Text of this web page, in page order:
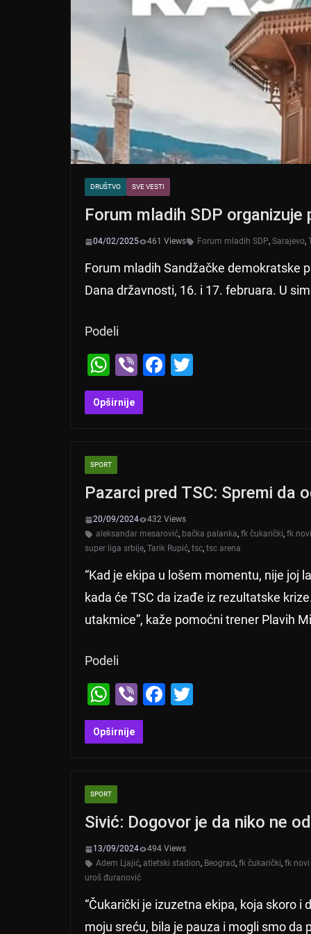
DRUŠTVO SVE VESTI
Forum mladih SDP organizuje
04/02/2025 461 Views Forum mladih SDP, Sarajevo,
Forum mladih Sandžačke demokratske
Dana državnosti, 16. i 17. februara. U
Podeli
W
h
at
A
p
p
Vi
b
er
F
o
k
Opširnije
SPORT
Pazarci pred TSC: Spremi da
20/09/2024
432 Views
aleksandar mesarović, bačka palanka, fk čukarički, fk
super liga srbije, Tarik Rupić, tsc, tsc arena
“Kad je ekipa u lošem momentu, nije joj
kada će TSC da izađe iz rezultatske
utakmice”, kaže pomoćni trener Plavih
Podeli
W
h
at
A
p
p
Vi
b
er
F
o
k
Opširnije
SPORT
Sivić: Dogovor je da niko ne
13/09/2024
494 Views
Adem Ljajić, atletski stadion, Beograd, fk čukarički, fk
uroš đuranović
“Čukarički je izuzetna ekipa, koja skoro i
moju sreću, bila je pauza i mogli smo